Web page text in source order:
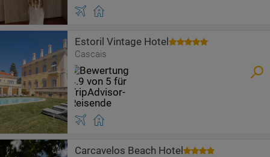
Estoril Vintage Hotel
Cascais
Carcavelos Beach Hotel